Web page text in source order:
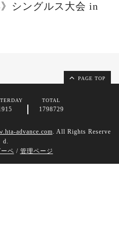
シングルス大会 in
PAGE TOP
TOTAL
1798729
advance.com. All Rights Reserve
d.
ーペ / 管理ページ